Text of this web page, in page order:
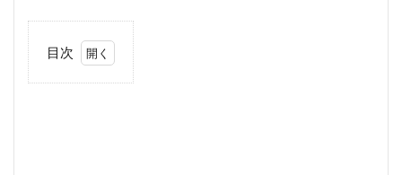
目次